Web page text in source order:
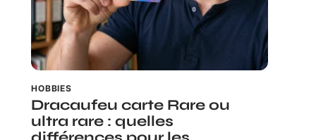
HOBBIES
Dracaufeu carte Rare ou
ultra rare : quelles